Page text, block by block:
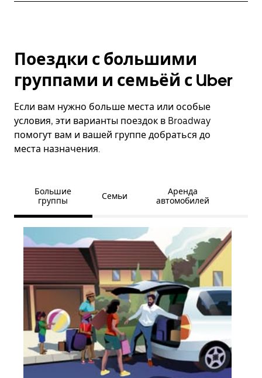
Поездки с большими
группами и семьёй с Uber
Если вам нужно больше места или особые
условия, эти варианты поездок в Broadway
помогут вам и вашей группе добраться до
места назначения.
Большие
группы
Семьи
Аренда
автомобилей